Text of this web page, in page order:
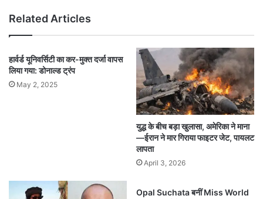
Related Articles
हार्वर्ड यूनिवर्सिटी का कर-मुक्त दर्जा वापस
लिया गया: डोनाल्ड ट्रंप
May 2, 2025
युद्ध के बीच बड़ा खुलासा, अमेरिका ने माना
—ईरान ने मार गिराया फाइटर जेट, पायलट
लापता
April 3, 2026
Opal Suchata बनीं Miss World